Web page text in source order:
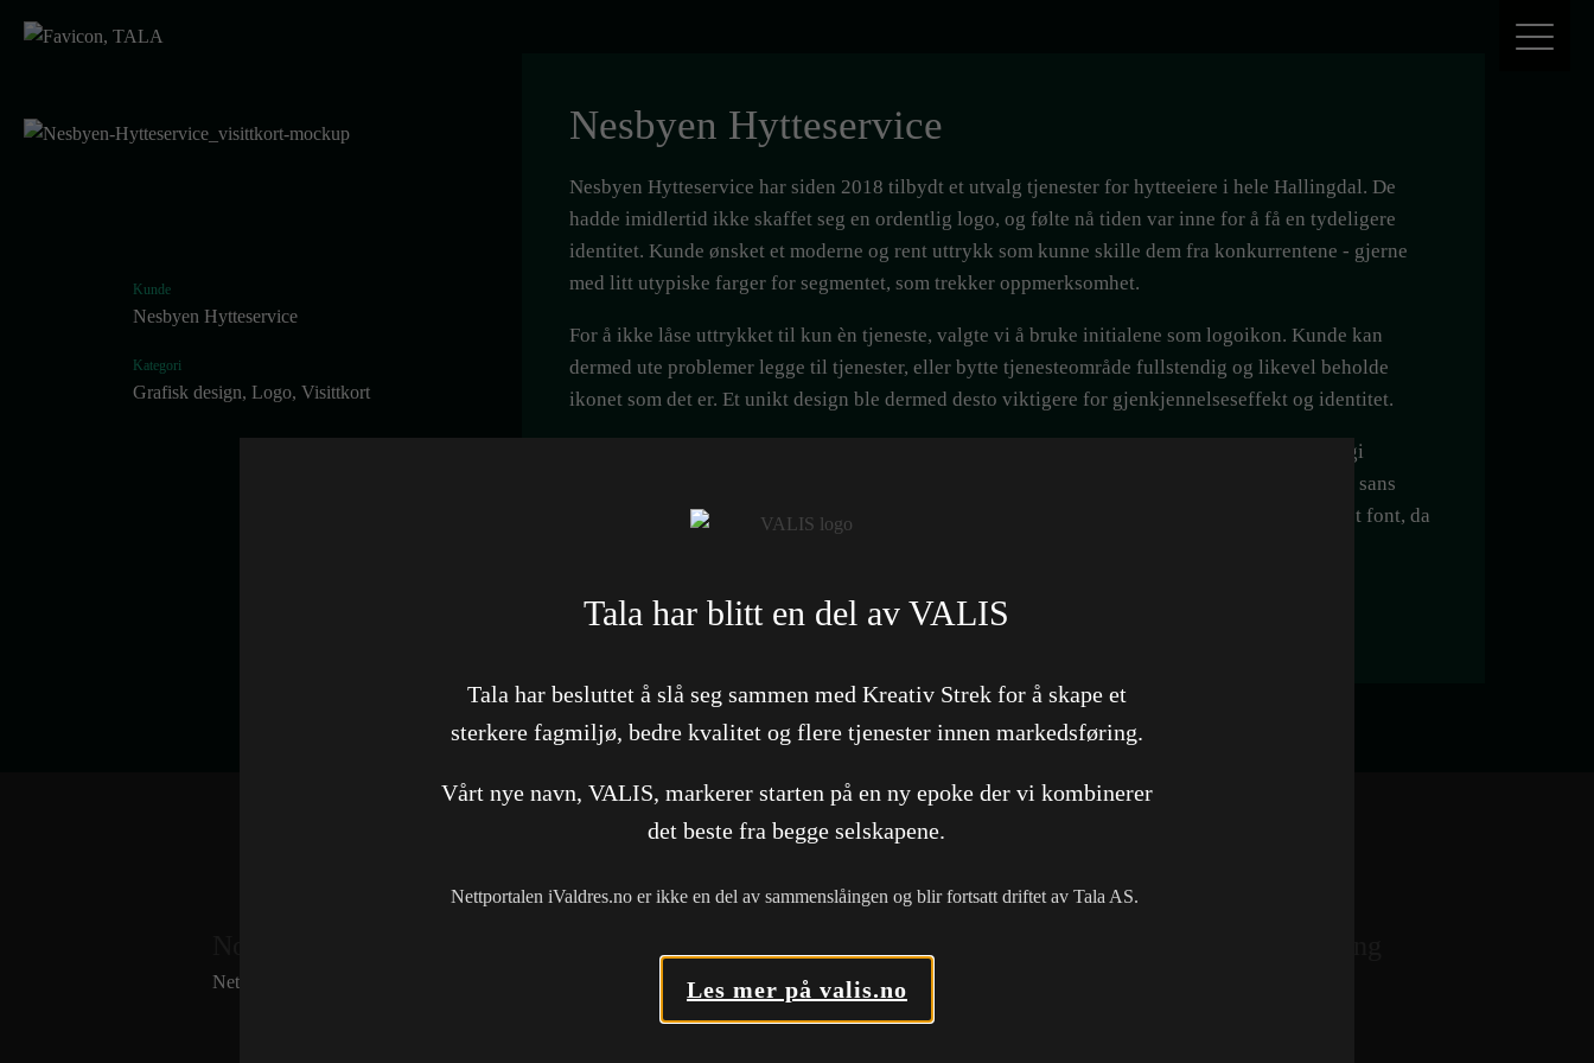
Kunde
Nesbyen Hytteservice
Kategori
Grafisk design, Logo, Visittkort
Nesbyen Hytteservice
Nesbyen Hytteservice har siden 2018 tilbydt et utvalg tjenester for hytteeiere i hele Hallingdal. De
hadde imidlertid ikke skaffet seg en ordentlig logo, og følte nå tiden var inne for å få en tydeligere
identitet. Kunde ønsket et moderne og rent uttrykk som kunne skille dem fra konkurrentene - gjerne
med litt utypiske farger for segmentet, som trekker oppmerksomhet.
For å ikke låse uttrykket til kun èn tjeneste, valgte vi å bruke initialene som logoikon. Kunde kan
dermed ute problemer legge til tjenester, eller bytte tjenesteområde fullstendig og likevel beholde
ikonet som det er. Et unikt design ble dermed desto viktigere for gjenkjennelseseffekt og identitet.
Logoen ble satt i komplementærfargene blå og oransje for kraftig kontrast. H'en i ikonet kan gi
assosiasjoner til en skigard - en tjeneste Nesbyen Hytteservice ofte utfører. Navnet er satt i en sans
seriff-font i moderne stil, som komplementerer ikonet. Ordet "Hytteservice" er uthevet med fet font, da
I tillegg leverte vi ferdig trykte visittkort.
FLERE REFERANSER
Nettside Nettside
Norsk Farmasihistorisk Selskap
Tala har blitt en del av VALIS
Tala har besluttet å slå seg sammen med Kreativ Strek for å skape et
sterkere fagmiljø, bedre kvalitet og flere tjenester innen markedsføring.
Vårt nye navn, VALIS, markerer starten på en ny epoke der vi kombinerer
det beste fra begge selskapene.
Nettportalen iValdres.no er ikke en del av sammenslåingen og blir fortsatt driftet av Tala AS.
Les mer på valis.no